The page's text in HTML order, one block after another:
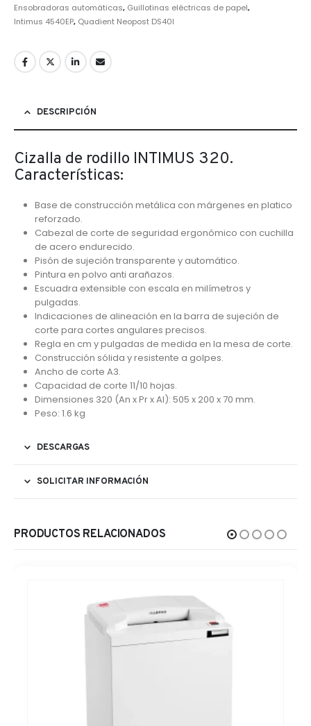
Ensobradoras automáticas, Guillotinas eléctricas de papel,
Intimus 4540EP, Quadient Neopost DS40I
DESCRIPCIÓN
Cizalla de rodillo INTIMUS 320.
Características:
Base de construcción metálica con márgenes en platico
reforzado.
Cabezal de corte de seguridad ergonómico con cuchilla
de acero endurecido.
Pisón de sujeción transparente y automático.
Pintura en polvo anti arañazos.
Escuadra extensible con escala en milímetros y
pulgadas.
Indicaciones de alineación en la barra de sujeción de
corte para cortes angulares precisos.
Regla en cm y pulgadas de medida en la mesa de corte.
Construcción sólida y resistente a golpes.
Ancho de corte A3.
Capacidad de corte 11/10 hojas.
Dimensiones 320 (An x Pr x Al): 505 x 200 x 70 mm.
Peso: 1.6 kg
DESCARGAS
SOLICITAR INFORMACIÓN
PRODUCTOS RELACIONADOS